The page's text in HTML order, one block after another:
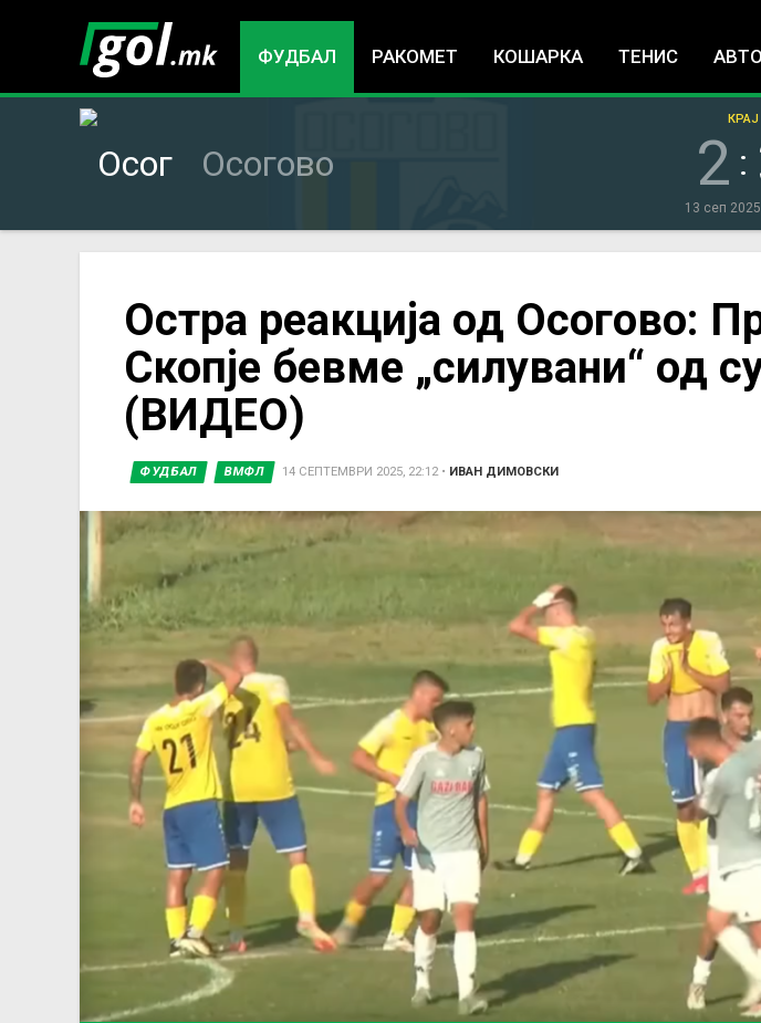
ФУДБАЛ РАКОМЕТ КОШАРКА ТЕНИС
Осогово 2 :
КРАЈ
13 сеп
here
Остра реакција од Осогово:
Скопје бевме „силувани“ од
(ВИДЕО)
ФУДБАЛ ВМФЛ 14 СЕПТЕМВРИ 2025, 22:12• ИВАН ДИМОВСКИ